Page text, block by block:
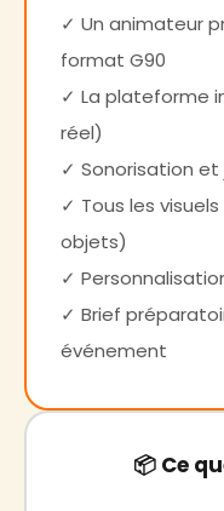
✓ Un animateur
format G90
✓ La plateforme
réel)
✓ Sonorisation et
✓ Tous les
objets)
✓
✓ Brief
événement
📦 Ce